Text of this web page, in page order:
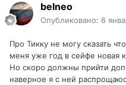
belneo
Опубликовано: 6
Про Тикку не могу сказать
меня уже год в сейфе новая
Но скоро должны прийти
наверное я с ней